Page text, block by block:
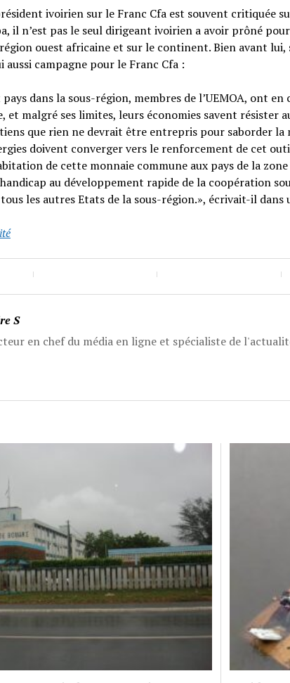
ivoirien sur le Franc Cfa est souvent critiquée
il n’est pas le seul dirigeant ivoirien a avoir prôné
ouest africaine et sur le continent. Bien avant lui,
aussi campagne pour le Franc Cfa :
dans la sous-région, membres de l’UEMOA, ont
et malgré ses limites, leurs économies savent résister
que rien ne devrait être entrepris pour saborder
doivent converger vers le renforcement de cet
de cette monnaie commune aux pays de la
au développement rapide de la coopération
les autres Etats de la sous-région.», écrivait-il dans
S
en chef du média en ligne et spécialiste de